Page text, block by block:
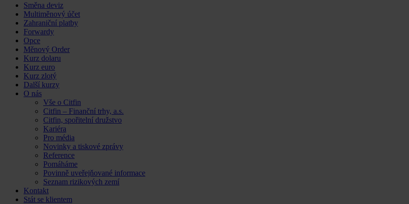
Skip
content
Směna deviz
Multiměnový účet
Zahraniční platby
Forwardy
Opce
Měnový Order
Kurz dolaru
Kurz euro
Kurz zlotý
Další kurzy
O nás
Vše o Citfin
Citfin – Finanční trhy, a.s.
Citfin, spořitelní družstvo
Kariéra
Pro média
Novinky a tiskové zprávy
Reference
Pomáháme
Povinně uveřejňované informace
Seznam rizikových zemí
Kontakt
Stát se klientem